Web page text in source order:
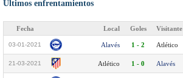
Últimos enfrentamientos
Fecha Local Goles Visitante
03-01-2021 Alavés 1 - 2 Atlético
21-03-2021 Atlético 1 - 0 Alavés